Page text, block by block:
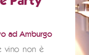
ad Amburgo
vino non è